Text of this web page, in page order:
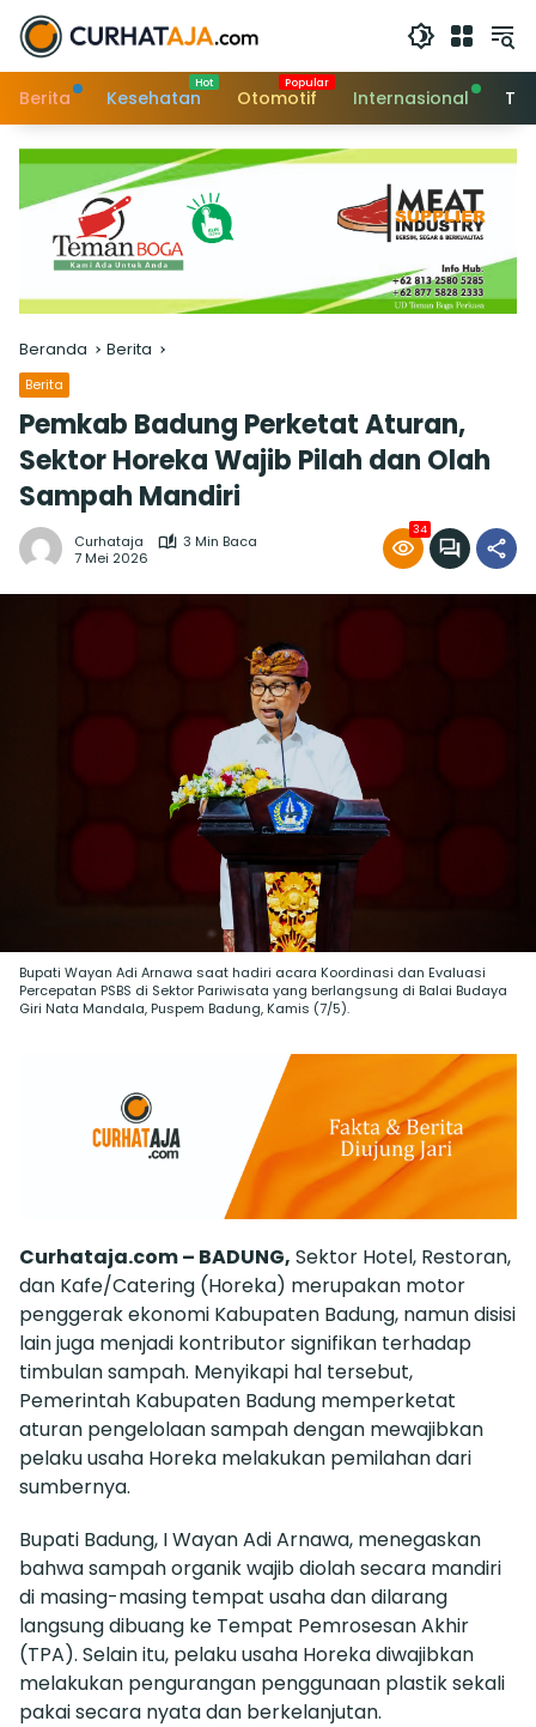
Langsung
konten
Berita
Kesehatan Otomotif Internasional
Beranda Berita
Berita
Pemkab Badung Perketat Aturan,
Sektor Horeka Wajib Pilah dan Olah
Sampah Mandiri
Curhataja
3 Min Baca
7 Mei 2026
34
Bupati Wayan Adi Arnawa saat hadiri acara Koordinasi dan Evaluasi
Percepatan PSBS di Sektor Pariwisata yang berlangsung di Balai Budaya
Giri Nata Mandala, Puspem Badung, Kamis (7/5).
Curhataja.com – BADUNG, Sektor Hotel, Restoran,
dan Kafe/Catering (Horeka) merupakan motor
penggerak ekonomi Kabupaten Badung, namun disisi
lain juga menjadi kontributor signifikan terhadap
timbulan sampah. Menyikapi hal tersebut,
Pemerintah Kabupaten Badung memperketat
aturan pengelolaan sampah dengan mewajibkan
pelaku usaha Horeka melakukan pemilahan dari
sumbernya.
Bupati Badung, I Wayan Adi Arnawa, menegaskan
bahwa sampah organik wajib diolah secara mandiri
di masing-masing tempat usaha dan dilarang
langsung dibuang ke Tempat Pemrosesan Akhir
(TPA). Selain itu, pelaku usaha Horeka diwajibkan
melakukan pengurangan penggunaan plastik sekali
pakai secara nyata dan berkelanjutan.